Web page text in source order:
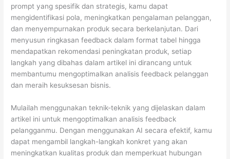
prompt yang spesifik dan strategis, kamu dapat
mengidentifikasi pola, meningkatkan pengalaman pelanggan,
dan menyempurnakan produk secara berkelanjutan. Dari
menyusun ringkasan feedback dalam format tabel hingga
mendapatkan rekomendasi peningkatan produk, setiap
langkah yang dibahas dalam artikel ini dirancang untuk
membantumu mengoptimalkan analisis feedback pelanggan
dan meraih kesuksesan bisnis.
Mulailah menggunakan teknik-teknik yang dijelaskan dalam
artikel ini untuk mengoptimalkan analisis feedback
pelangganmu. Dengan menggunakan AI secara efektif, kamu
dapat mengambil langkah-langkah konkret yang akan
meningkatkan kualitas produk dan memperkuat hubungan